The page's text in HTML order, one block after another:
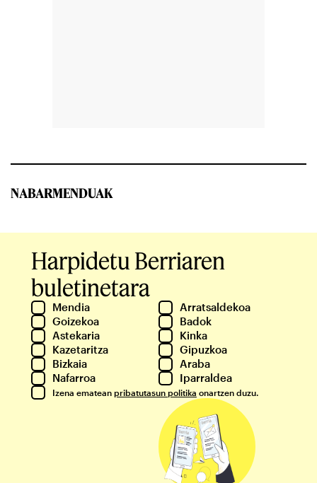
NABARMENDUAK
Harpidetu Berriaren
buletinetara
Mendia
Arratsaldekoa
Goizekoa
Badok
Astekaria
Kinka
Kazetaritza
Gipuzkoa
Bizkaia
Araba
Nafarroa
Iparraldea
Izena ematean pribatutasun politika onartzen duzu.